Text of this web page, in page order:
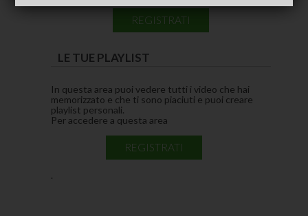
REGISTRATI
LE TUE PLAYLIST
In questa area puoi vedere tutti i video che hai
memorizzato e che ti sono piaciuti e puoi creare
playlist personali.
Per accedere a questa area
REGISTRATI
.